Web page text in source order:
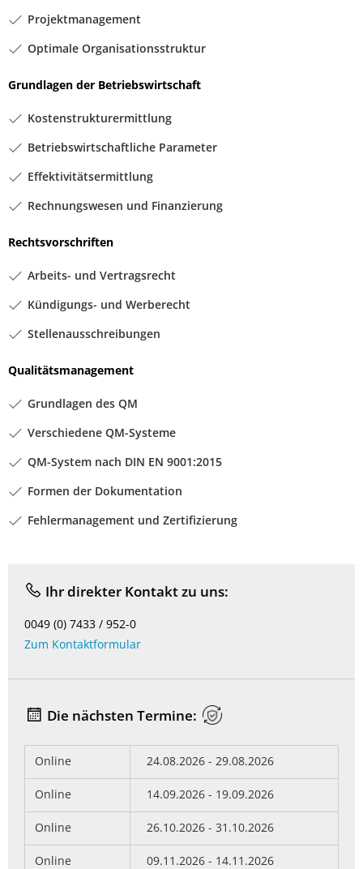
Projektmanagement
Optimale Organisationsstruktur
Grundlagen der Betriebswirtschaft
Kostenstrukturermittlung
Betriebswirtschaftliche Parameter
Effektivitätsermittlung
Rechnungswesen und Finanzierung
Rechtsvorschriften
Arbeits- und Vertragsrecht
Kündigungs- und Werberecht
Stellenausschreibungen
Qualitätsmanagement
Grundlagen des QM
Verschiedene QM-Systeme
QM-System nach DIN EN 9001:2015
Formen der Dokumentation
Fehlermanagement und Zertifizierung
Ihr direkter Kontakt zu uns:
0049 (0) 7433 / 952-0
Zum Kontaktformular
Die nächsten Termine:
Online 24.08.2026 - 29.08.2026
Online 14.09.2026 - 19.09.2026
Online 26.10.2026 - 31.10.2026
Online 09.11.2026 - 14.11.2026